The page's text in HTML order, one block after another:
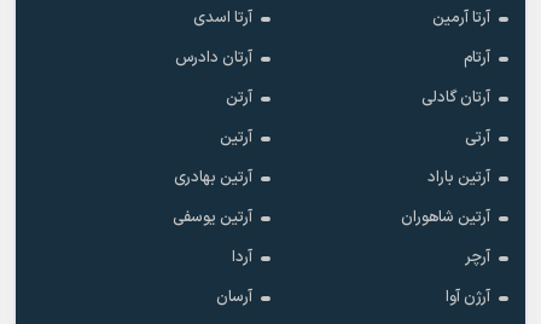
آرتا آرمین
آرتا اسدی
آرتام
آرتان دادرس
آرتان گادلی
آرتن
آرتی
آرتین
آرتین باراد
آرتین بهادری
آرتین شاهوران
آرتین یوسفی
آرچر
آردا
آرژن آوا
آرسان